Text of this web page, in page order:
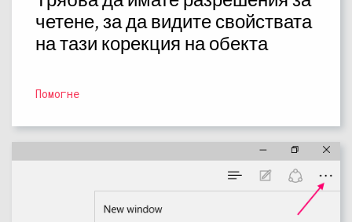
четене, за да видите свойствата
на тази корекция на обекта
Помогне